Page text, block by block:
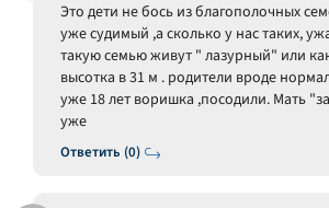
Ответить (0)
Это дети не бось из благополочных
уже судимый ,а сколько у нас таких,
такую семью живут " лазурный" или
высотка в 31 м . родители вроде
уже 18 лет воришка ,посодили. Мать
уже